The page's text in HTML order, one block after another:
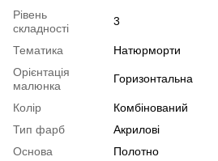
Рівень
складності
3
Тематика
Натюрморти
Орієнтація
малюнка
Горизонтальна
Колір
Комбінований
Тип фарб
Акрилові
Основа
Полотно